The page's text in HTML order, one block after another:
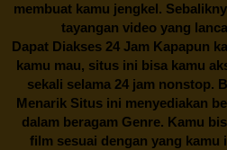
membuat kamu jengkel.
tayangan video yang
Dapat Diakses 24 Jam Kapapun
kamu mau, situs ini bisa kamu
sekali selama 24 jam nonstop.
Menarik Situs ini menyediakan
dalam beragam Genre. Kamu
film sesuai dengan yang kamu